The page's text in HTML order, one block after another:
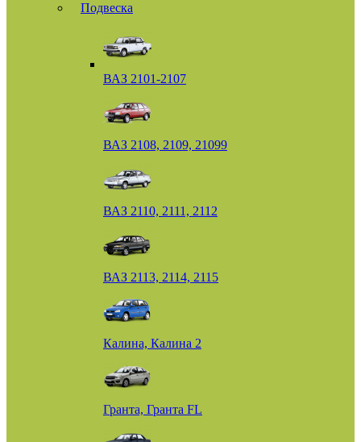
Подвеска
ВАЗ 2101-2107
ВАЗ 2108, 2109, 21099
ВАЗ 2110, 2111, 2112
ВАЗ 2113, 2114, 2115
Калина, Калина 2
Гранта, Гранта FL